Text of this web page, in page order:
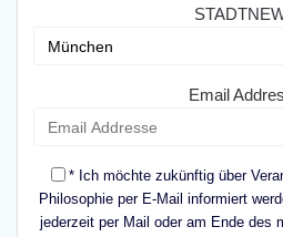
Email
* Ich möchte zukünftig über
Philosophie per E-Mail informiert
jederzeit per Mail oder am Ende des